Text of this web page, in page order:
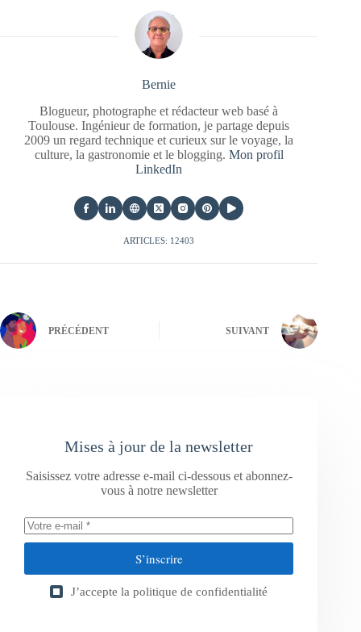
Bernie
Blogueur, photographe et rédacteur web basé à
Toulouse. Ingénieur de formation, je partage depuis
2009 un regard technique et curieux sur le voyage, la
culture, la gastronomie et le blogging. Mon profil
LinkedIn
ARTICLES: 12403
PRÉCÉDENT SUIVANT
Mises à jour de la newsletter
Saisissez votre adresse e-mail ci-dessous et abonnez-
vous à notre newsletter
S’inscrire
J’accepte la politique de confidentialité